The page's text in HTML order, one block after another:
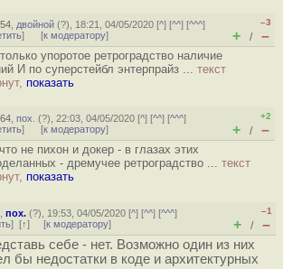
двойной (?), 18:21, 04/05/2020 [^] [^^] [^^^]
] [к модератору]
–3
+ / –
упоротое ретроградство наличие
И по суперстейбл энтерпрайз ... текст
показать
,пох. (?), 22:03, 04/05/2020 [^] [^^] [^^^]
] [к модератору]
+2
+ / –
не пихон и докер - в глазах этих
- дремучее ретроградство ... текст
показать
,пох. (?), 19:53, 04/05/2020 [^] [^^] [^^^]
] [↑] [к модератору]
–1
+ / –
себе - нет. Возможно один из них
бы недостатки в коде и архитектурных